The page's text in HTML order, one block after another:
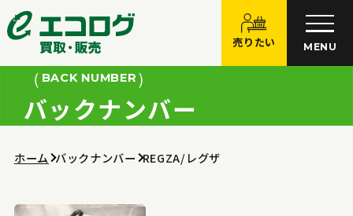
売りたい MENU
BACK NUMBER
バックナンバー
ホーム バックナンバー REGZA/レグザ